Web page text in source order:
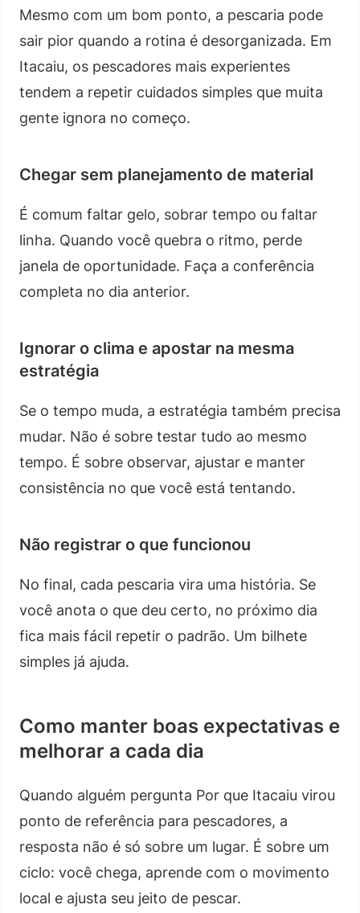
Mesmo com um bom ponto, a pescaria pode
sair pior quando a rotina é desorganizada. Em
Itacaiu, os pescadores mais experientes
tendem a repetir cuidados simples que muita
gente ignora no começo.
Chegar sem planejamento de material
É comum faltar gelo, sobrar tempo ou faltar
linha. Quando você quebra o ritmo, perde
janela de oportunidade. Faça a conferência
completa no dia anterior.
Ignorar o clima e apostar na mesma
estratégia
Se o tempo muda, a estratégia também precisa
mudar. Não é sobre testar tudo ao mesmo
tempo. É sobre observar, ajustar e manter
consistência no que você está tentando.
Não registrar o que funcionou
No final, cada pescaria vira uma história. Se
você anota o que deu certo, no próximo dia
fica mais fácil repetir o padrão. Um bilhete
simples já ajuda.
Como manter boas expectativas e
melhorar a cada dia
Quando alguém pergunta Por que Itacaiu virou
ponto de referência para pescadores, a
resposta não é só sobre um lugar. É sobre um
ciclo: você chega, aprende com o movimento
local e ajusta seu jeito de pescar.